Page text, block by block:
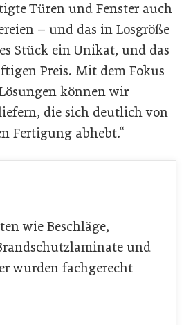
Türen und Fenster auch
– und das in Losgröße
Stück ein Unikat, und das
Preis. Mit dem Fokus
können wir
die sich deutlich von
Fertigung abhebt.“
wie Beschläge,
und
wurden fachgerecht